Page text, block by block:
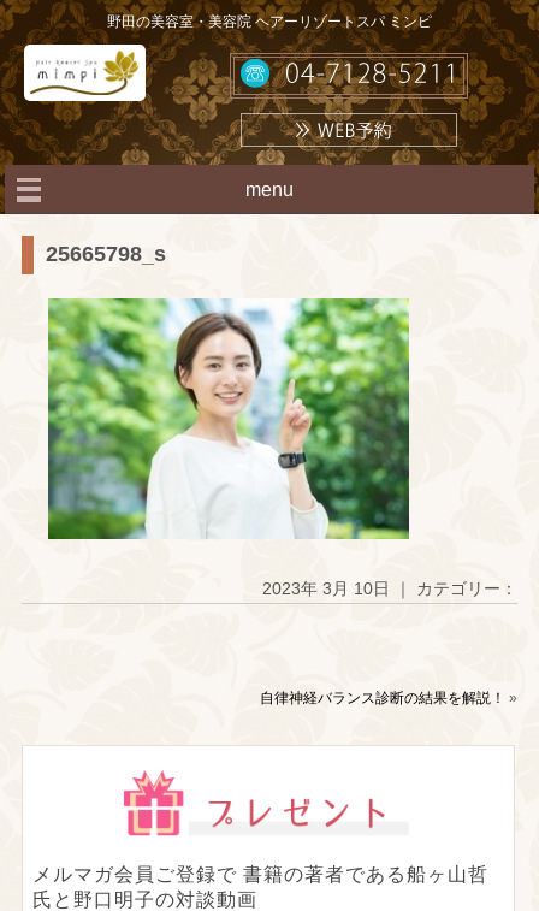
野田の美容室・美容院 ヘアーリゾートスパ ミンピ
menu
25665798_s
2023年 3月 10日 ｜ カテゴリー：
自律神経バランス診断の結果を解説！ »
メルマガ会員ご登録で 書籍の著者である船ヶ山哲
氏と野口明子の対談動画